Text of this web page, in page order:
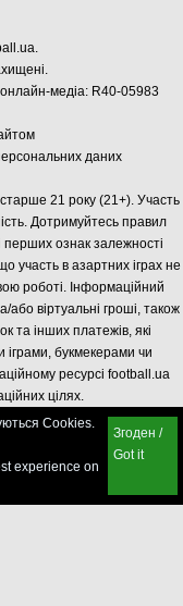
.
медіа: R40-05983
даних
21 року (21+). Участь
Дотримуйтесь правил
перших ознак залежності
участь в азартних іграх не
роботі. Інформаційний
віртуальні гроші, також
та інших платежів, які
іграми, букмекерами чи
ресурсі football.ua
цілях.
Cookies.
experience on
Згоден /
Got it